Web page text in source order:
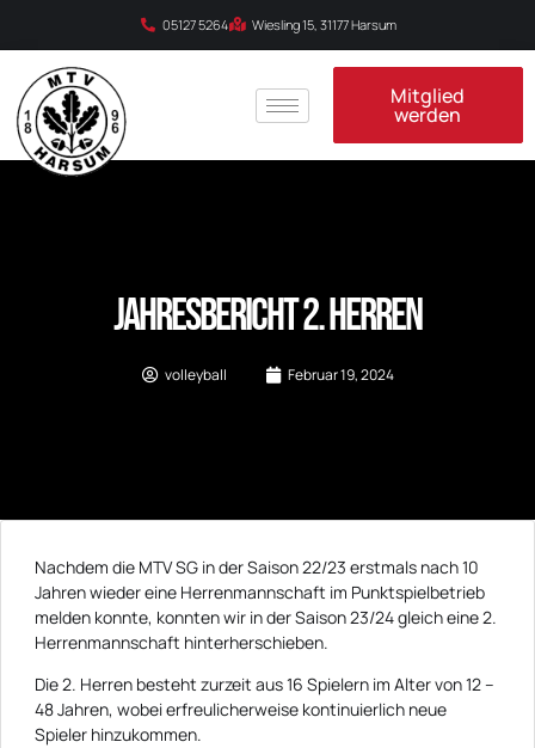
05127 5264 Wiesling 15, 31177 Harsum
Mitglied
werden
Jahresbericht 2. Herren
volleyball Februar 19, 2024
Nachdem die MTV SG in der Saison 22/23 erstmals nach 10
Jahren wieder eine Herrenmannschaft im Punktspielbetrieb
melden konnte, konnten wir in der Saison 23/24 gleich eine 2.
Herrenmannschaft hinterherschieben.
Die 2. Herren besteht zurzeit aus 16 Spielern im Alter von 12 –
48 Jahren, wobei erfreulicherweise kontinuierlich neue
Spieler hinzukommen.